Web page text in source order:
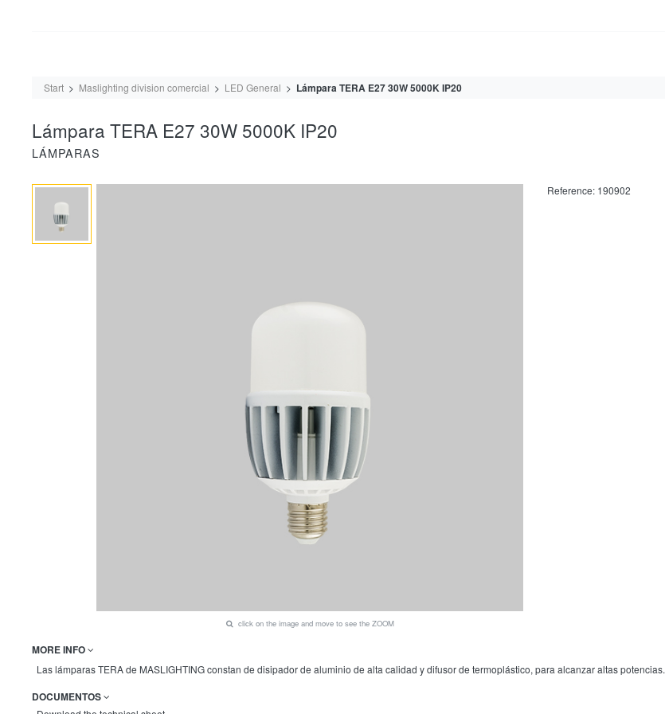
Start Maslighting division comercial LED General Lámpara TERA E27 30W 5000K IP20
Lámpara TERA E27 30W 5000K IP20
LÁMPARAS
click on the image and move to see the ZOOM
Reference: 190902
MORE INFO
Las lámparas TERA de MASLIGHTING constan de disipador de aluminio de alta calidad y difusor de termoplástico, para alcanzar altas potencias.
DOCUMENTOS